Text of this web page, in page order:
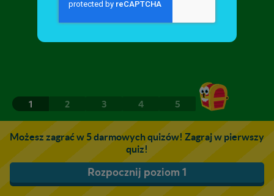
1 2 3 4 5
Możesz zagrać w 5 darmowych quizów! Zagraj w pierwszy
quiz!
Rozpocznij poziom 1